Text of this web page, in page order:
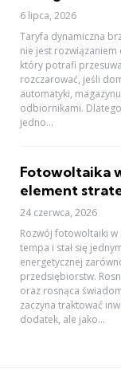
6 lipca, 2026
Taryfa dynamiczna
nie jest
który potrafi
rozczarować, jeśli
automatyki,
odbiornikami.
jedno...
Fotowoltaika
element
24 czerwca, 2026
Rozwój fotowoltaiki w
tempa i stał się
energetycznej
przedsiębiorstw.
oraz rosnąca
zaczyna traktować
dodatek, ale jako...